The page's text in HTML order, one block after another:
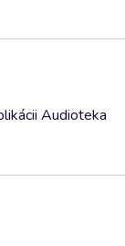
Audioteka